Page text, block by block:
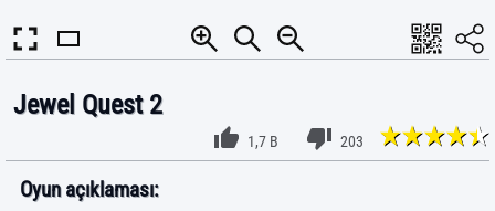
Jewel Quest 2
1,7 B 203
Oyun açıklaması: